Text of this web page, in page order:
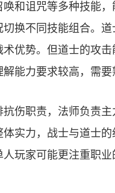
唤和诅咒等多种技能
换不同技能组合。
术优势。但道士的攻
能力要求较高，需要
抗伤职责，法师负责
实力，战士与道士
玩家可能更注重职